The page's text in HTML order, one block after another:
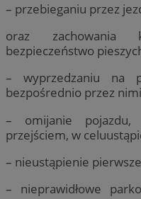
– przebieganiu przez
oraz zachowania
bezpieczeństwo
– wyprzedzaniu na
bezpośrednio przez
– omijanie
przejściem, w
– nieustąpienie
– nieprawidłowe